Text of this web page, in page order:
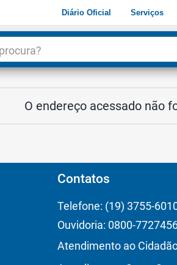
Diário Oficial Serviços
O endereço acessado não
Contatos
Telefone: (19) 3755-
Ouvidoria: 0800-
Atendimento ao